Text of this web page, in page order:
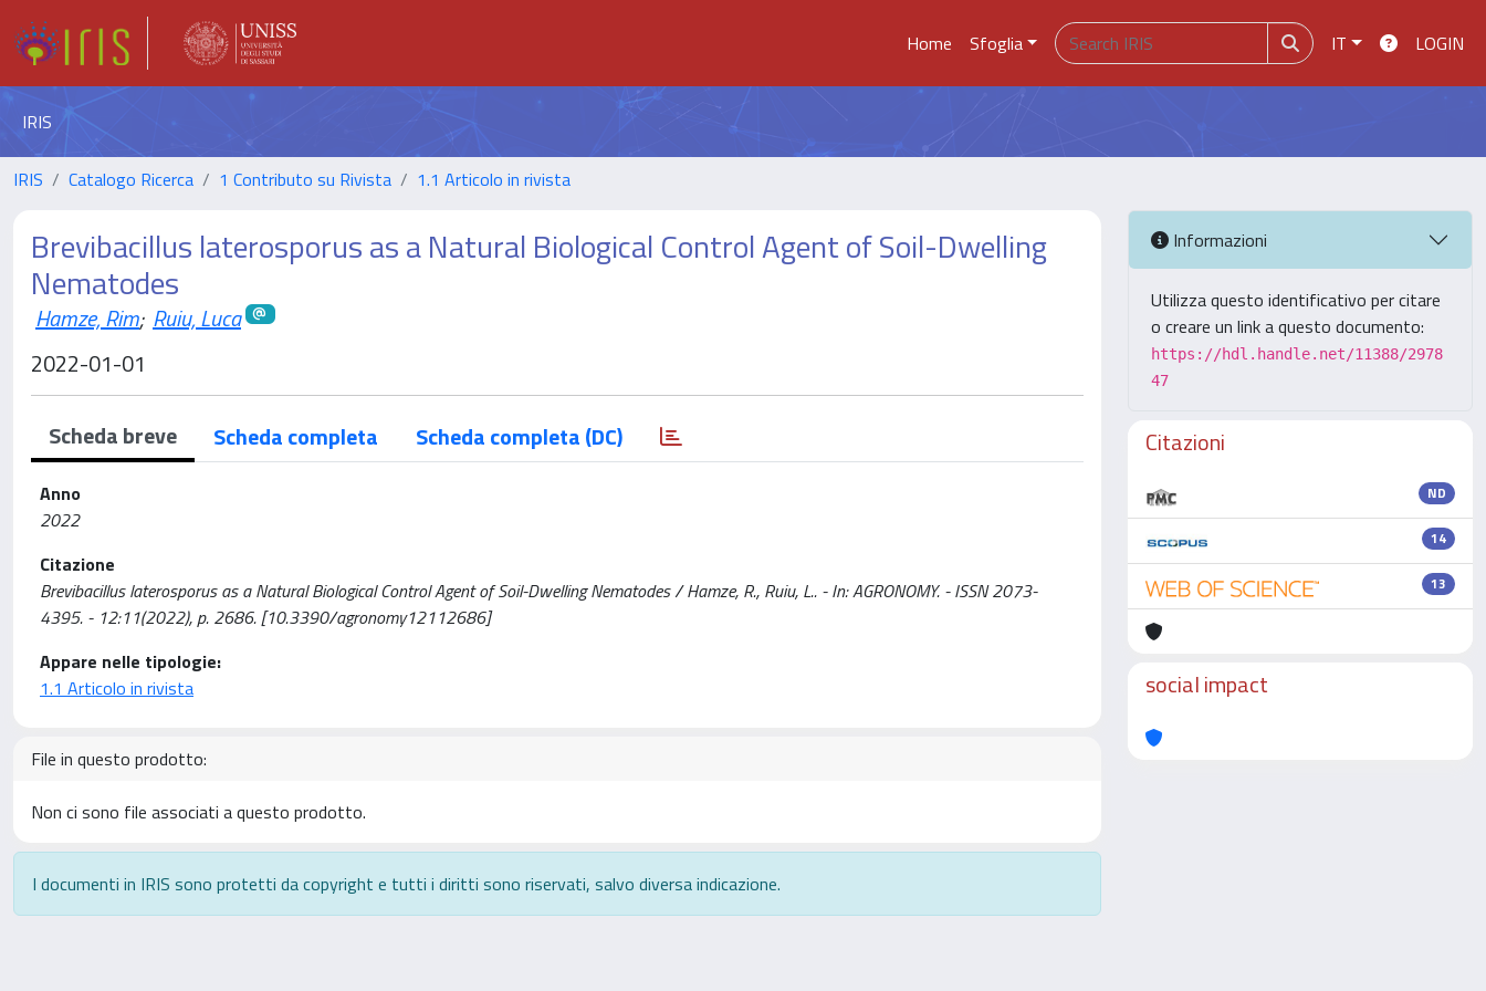
Home Sfoglia IT LOGIN
IRIS
IRIS Catalogo Ricerca 1 Contributo su Rivista 1.1 Articolo in rivista
Brevibacillus laterosporus as a Natural Biological Control Agent of Soil-Dwelling
Nematodes
Hamze, Rim; Ruiu, Luca
2022-01-01
Scheda breve Scheda completa Scheda completa (DC)
Anno
2022
Citazione
Brevibacillus laterosporus as a Natural Biological Control Agent of Soil-Dwelling Nematodes / Hamze, R., Ruiu, L.. - In: AGRONOMY. - ISSN 2073-
4395. - 12:11(2022), p. 2686. [10.3390/agronomy12112686]
Appare nelle tipologie:
1.1 Articolo in rivista
File in questo prodotto:
Non ci sono file associati a questo prodotto.
I documenti in IRIS sono protetti da copyright e tutti i diritti sono riservati, salvo diversa indicazione.
Informazioni
Utilizza questo identificativo per citare
o creare un link a questo documento:
https://hdl.handle.net/11388/2978
47
Citazioni
ND
14
13
social impact